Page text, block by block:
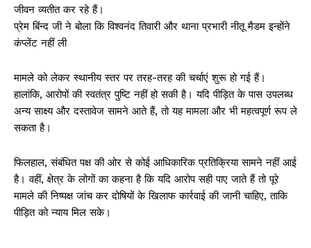
जीवन व्यतीत कर रहे हैं।
प्रेम बिंन्द जी ने बोला कि विश्वनंद तिवारी और थाना प्रभारी नीतू मैडम इन्होंने
कंप्लेंट नहीं ली
मामले को लेकर स्थानीय स्तर पर तरह-तरह की चर्चाएं शुरू हो गई हैं।
हालांकि, आरोपों की स्वतंत्र पुष्टि नहीं हो सकी है। यदि पीड़ित के पास उपलब्ध
अन्य साक्ष्य और दस्तावेज सामने आते हैं, तो यह मामला और भी महत्वपूर्ण रूप ले
सकता है।
फिलहाल, संबंधित पक्ष की ओर से कोई आधिकारिक प्रतिक्रिया सामने नहीं आई
है। वहीं, क्षेत्र के लोगों का कहना है कि यदि आरोप सही पाए जाते हैं तो पूरे
मामले की निष्पक्ष जांच कर दोषियों के खिलाफ कार्रवाई की जानी चाहिए, ताकि
पीड़ित को न्याय मिल सके।